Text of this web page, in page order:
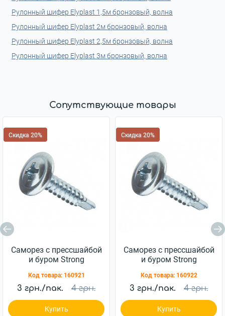
Рулонный шифер Elyplast 1,5м бронзовый, волна
Рулонный шифер Elyplast 2м бронзовый, волна
Рулонный шифер Elyplast 2,5м бронзовый, волна
Рулонный шифер Elyplast 3м бронзовый, волна
Сопутствующие товары
Скидка 20%
Саморез с прессшайбой
и буром Strong
(11904045)
Код товара: 160921
3 грн./пак. 4 грн.
Купить
Скидка 20%
Саморез с прессшайбой
и буром Strong
(11904050)
Код товара: 160922
3 грн./пак. 4 грн.
Купить